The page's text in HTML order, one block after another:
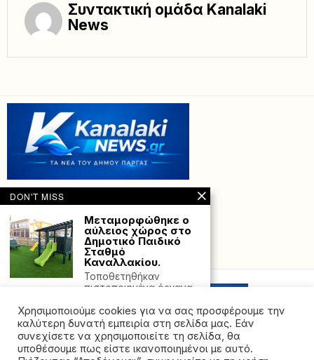
Συντακτική ομάδα Kanalaki
News
Powered with by Hostville”)
Χρησιμοποιούμε cookies για να σας προσφέρουμε την
καλύτερη δυνατή εμπειρία στη σελίδα μας. Εάν
συνεχίσετε να χρησιμοποιείτε τη σελίδα, θα
υποθέσουμε πως είστε ικανοποιημένοι με αυτό.
DON'T MISS
Μεταμορφώθηκε ο
αύλειος χώρος στο
Δημοτικό Παιδικό
Σταθμό
Καναλλακίου.
Τοποθετηθήκαν
πιστοποιημένα όργανα
χώρος με ειδικό τάπητα
Αυστραλία:
Καταστροφικές
πλημμύρες και επτά